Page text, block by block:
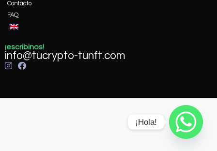
Contacto
FAQ
¡escribinos!
info@tucrypto-tunft.com
¡Hola!